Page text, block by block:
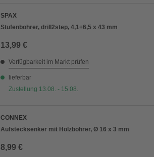
SPAX
Stufenbohrer, drill2step, 4,1+6,5 x 43 mm
13,99 €
Verfügbarkeit im Markt prüfen
lieferbar
Zustellung 13.08. - 15.08.
CONNEX
Aufstecksenker mit Holzbohrer, Ø 16 x 3 mm
8,99 €